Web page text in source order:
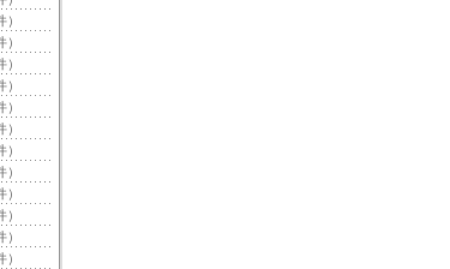
）
）
）
）
）
）
）
）
）
）
）
）